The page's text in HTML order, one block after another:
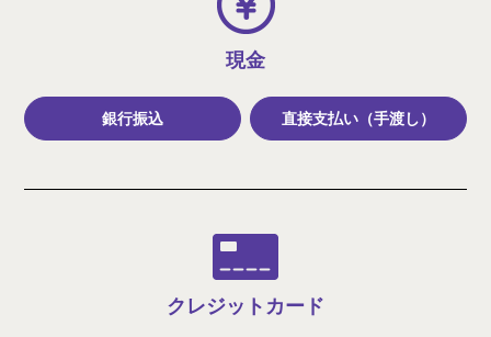
現金
銀行振込 直接支払い（手渡し）
クレジット カード